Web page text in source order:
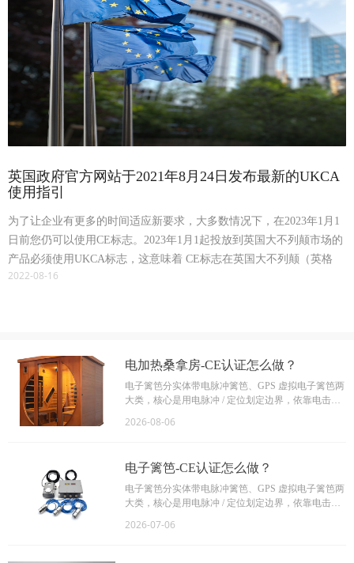
英国政府官方网站于2021年8月24日发布最新的UKCA
使用指引
为了让企业有更多的时间适应新要求，大多数情况下，在2023年1月1
日前您仍可以使用CE标志。2023年1月1起投放到英国大不列颠市场的
产品必须使用UKCA标志，这意味着 CE标志在英国大不列颠（英格
兰、威尔士和苏格兰）市场的使用期限延长从2022年1月1日延长到了
2022-08-16
电加热桑拿房-CE认证怎么做？
电子篱笆分实体带电脉冲篱笆、GPS 虚拟电子篱笆两
大类，核心是用电脉冲 / 定位划定边界，依靠电击威
于CE的认证产品之一，执行CE指令和标准如下
2026-08-06
电子篱笆-CE认证怎么做？
电子篱笆分实体带电脉冲篱笆、GPS 虚拟电子篱笆两
大类，核心是用电脉冲 / 定位划定边界，依靠电击威
于CE的认证产品之一，执行CE指令和标准如下
2026-07-06